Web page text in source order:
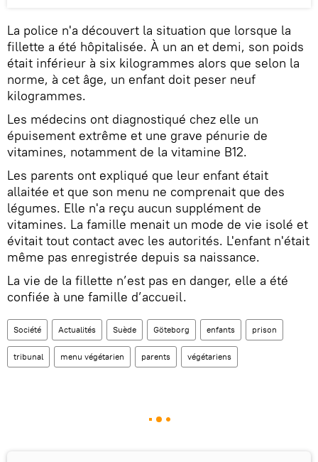
La police n'a découvert la situation que lorsque la
fillette a été hôpitalisée. À un an et demi, son poids
était inférieur à six kilogrammes alors que selon la
norme, à cet âge, un enfant doit peser neuf
kilogrammes.
Les médecins ont diagnostiqué chez elle un
épuisement extrême et une grave pénurie de
vitamines, notamment de la vitamine B12.
Les parents ont expliqué que leur enfant était
allaitée et que son menu ne comprenait que des
légumes. Elle n'a reçu aucun supplément de
vitamines. La famille menait un mode de vie isolé et
évitait tout contact avec les autorités. L'enfant n'était
même pas enregistrée depuis sa naissance.
La vie de la fillette n’est pas en danger, elle a été
confiée à une famille d’accueil.
Société Actualités Suède Göteborg enfants prison
tribunal menu végétarien parents végétariens